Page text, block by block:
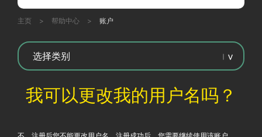
主页 > 帮助中心 > 账户
我可以更改我的用户名吗？